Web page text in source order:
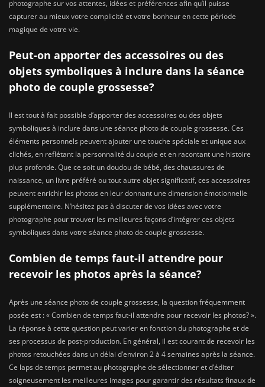
photographe sur vos attentes, idées et préférences afin qu’il puisse
capturer au mieux votre complicité et votre bonheur en cette période
magique de votre vie.
Peut-on apporter des accessoires ou des
objets symboliques à inclure dans la séance
photo de couple grossesse?
Il est tout à fait possible d’apporter des accessoires ou des objets
symboliques à inclure dans une séance photo de couple grossesse. Ces
éléments personnels peuvent ajouter une touche spéciale et unique aux
clichés, en reflétant la personnalité du couple et en racontant une histoire
plus profonde. Que ce soit un doudou de bébé, des chaussures de
naissance, un livre préféré ou tout autre objet significatif, ces accessoires
peuvent enrichir les photos en leur donnant une dimension émotionnelle
supplémentaire. N’hésitez pas à discuter de vos idées avec votre
photographe pour trouver les meilleures façons d’intégrer ces objets
symboliques dans votre séance photo de couple grossesse.
Combien de temps faut-il attendre pour
recevoir les photos après la séance?
Après une séance photo de couple grossesse, la question fréquemment
posée est : « Combien de temps faut-il attendre pour recevoir les photos? ».
La réponse à cette question peut varier en fonction du photographe et de
ses processus de post-production. En général, il est courant de recevoir les
photos retouchées dans un délai d’environ 2 à 4 semaines après la séance.
Ce laps de temps permet au photographe de sélectionner et d’éditer
soigneusement les meilleures images pour garantir des résultats finaux de